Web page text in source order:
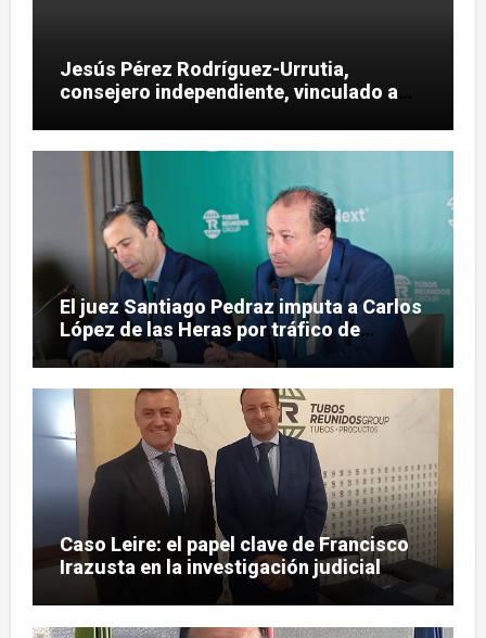
Jesús Pérez Rodríguez-Urrutia,
consejero independiente, vinculado a
Reunidos
El juez Santiago Pedraz imputa a Carlos
López de las Heras por tráfico de
influencias en el caso Leire
Caso Leire: el papel clave de Francisco
Irazusta en la investigación judicial
sobre Tubos Reunidos